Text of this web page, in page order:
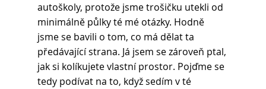
autoškoly, protože jsme trošičku utekli od
minimálně půlky té mé otázky. Hodně
jsme se bavili o tom, co má dělat ta
předávající strana. Já jsem se zároveň ptal,
jak si kolíkujete vlastní prostor. Pojďme se
tedy podívat na to, když sedím v té